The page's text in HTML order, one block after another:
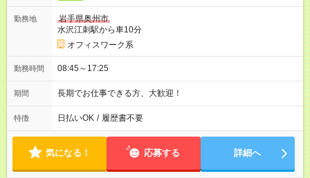
勤務地
岩手県奥州市
水沢江刺駅から車10分
オフィスワーク系
勤務時間 08:45～17:25
期間 長期でお仕事できる方、大歓迎！
特徴 日払いOK / 履歴書不要
気になる！ 応募する 詳細へ